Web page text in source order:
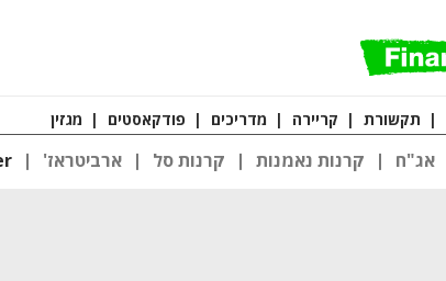
תקשורת קריירה מדריכים פודקאסטים מגזין
אג"ח קרנות נאמנות קרנות סל ארביטראז'